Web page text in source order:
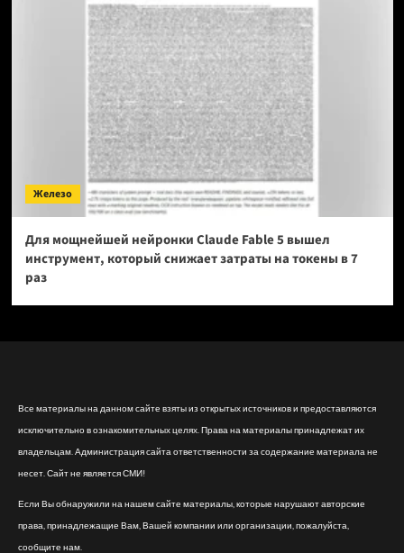
Железо
Для мощнейшей нейронки Claude Fable 5 вышел
инструмент, который снижает затраты на токены в 7
раз
Все материалы на данном сайте взяты из открытых источников и предоставляются
исключительно в ознакомительных целях. Права на материалы принадлежат их
владельцам. Администрация сайта ответственности за содержание материала не
несет. Сайт не является СМИ!
Если Вы обнаружили на нашем сайте материалы, которые нарушают авторские
права, принадлежащие Вам, Вашей компании или организации, пожалуйста,
сообщите нам.